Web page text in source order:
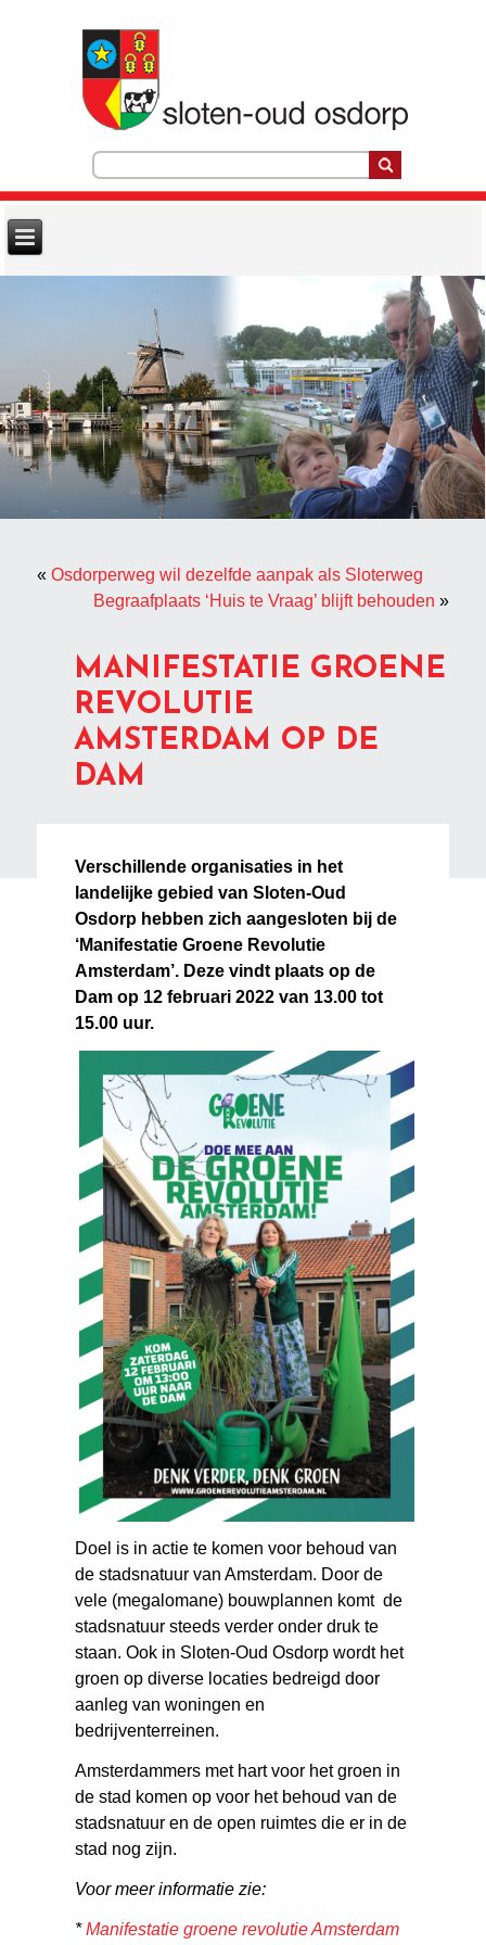
«Osdorperweg wil dezelfde aanpak als Sloterweg
Begraafplaats ‘Huis te Vraag’ blijft behouden »
MANIFESTATIE GROENE
REVOLUTIE
AMSTERDAM OP DE
DAM
Verschillende organisaties in het
landelijke gebied van Sloten-Oud
Osdorp hebben zich aangesloten bij de
‘Manifestatie Groene Revolutie
Amsterdam’. Deze vindt plaats op de
Dam op 12 februari 2022 van 13.00 tot
15.00 uur.
Doel is in actie te komen voor behoud van
de stadsnatuur van Amsterdam. Door de
vele (megalomane) bouwplannen komt de
stadsnatuur steeds verder onder druk te
staan. Ook in Sloten-Oud Osdorp wordt het
groen op diverse locaties bedreigd door
aanleg van woningen en
bedrijventerreinen.
Amsterdammers met hart voor het groen in
de stad komen op voor het behoud van de
stadsnatuur en de open ruimtes die er in de
stad nog zijn.
Voor meer informatie zie:
*Manifestatie groene revolutie Amsterdam